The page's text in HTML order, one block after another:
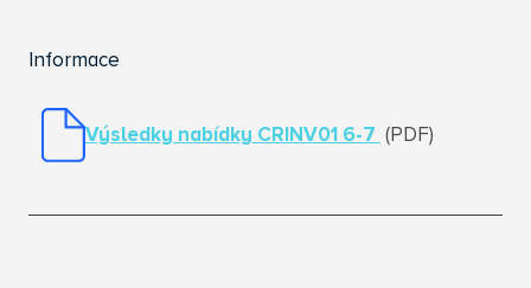
Informace
Výsledky nabídky CRINV01 6-7 (PDF)